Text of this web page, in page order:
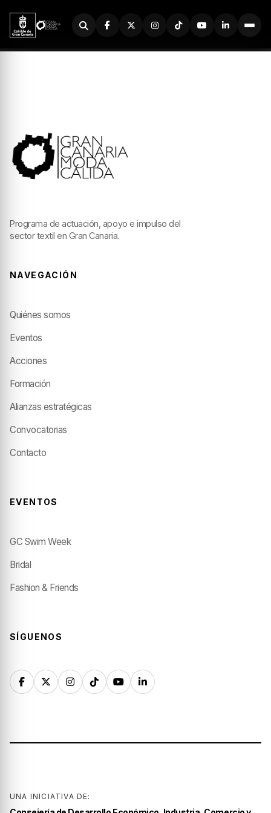
Buscador
Programa de actuación, apoyo e impulso del
sector textil en Gran Canaria.
NAVEGACIÓN
Quiénes somos
Eventos
Acciones
Formación
Alianzas estratégicas
Convocatorias
Contacto
EVENTOS
GC Swim Week
Bridal
Fashion & Friends
SÍGUENOS
UNA INICIATIVA DE: